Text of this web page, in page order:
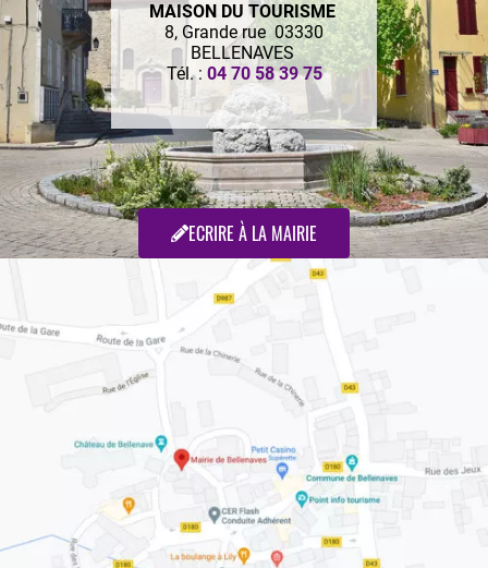
MAISON DU TOURISME
8, Grande rue 03330
BELLENAVES
Tél. : 04 70 58 39 75
ECRIRE À LA MAIRIE